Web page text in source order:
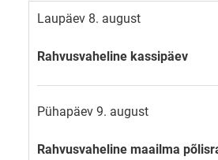
Laupäev 8. august
Rahvusvaheline kassipäev
Pühapäev 9. august
Rahvusvaheline maailma